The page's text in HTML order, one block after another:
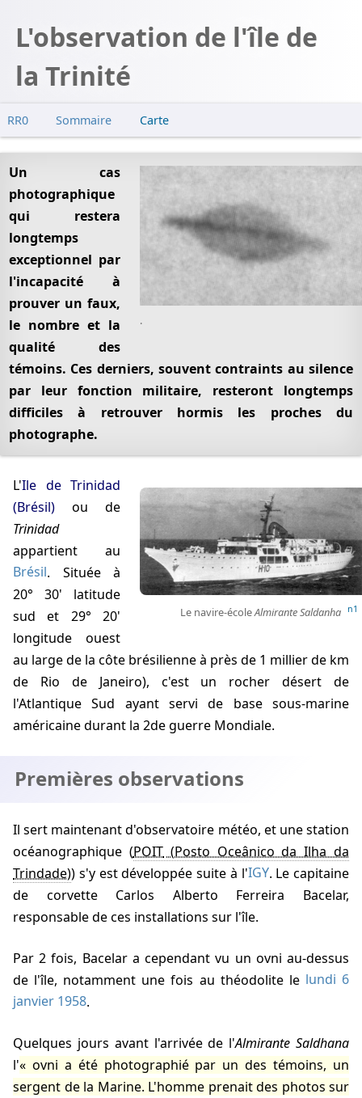
L'observation de l'île de
la Trinité
RR0 Sommaire
Premières observations
Arrivée de l'Almirante Saldanha
Cible radar
L'observation
Développement
Retour
Fontes
La presse
Enquêtes
Marine US
Menzel
Révélations à l'APRO
GSW
Interview
Révélations
Témoins retrouvés
Carte
.
Un cas
photographique
qui restera
longtemps
exceptionnel par
l'incapacité à
prouver un faux,
le nombre et la
qualité des
témoins. Ces derniers, souvent contraints au silence
par leur fonction militaire, resteront longtemps
difficiles à retrouver hormis les proches du
photographe.
Le navire-écoleAlmirante Saldanha n1
L'Ile de Trinidad
(Brésil) ou de
Trinidad
appartient au
Brésil. Située à
20° 30' latitude
sud et 29° 20'
longitude ouest
au large de la côte brésilienne à près de 1 millier de km
de Rio de Janeiro), c'est un rocher désert de
l'Atlantique Sud ayant servi de base sous-marine
américaine durant la 2de guerre Mondiale.
Premières observations
Il sert maintenant d'observatoire météo, et une station
océanographique (POIT
) s'y est développée suite à l'IGY. Le capitaine
de corvette Carlos Alberto Ferreira Bacelar,
responsable de ces installations sur l'île.
Par 2 fois, Bacelar a cependant vu un ovni au-dessus
de l'île, notamment une fois au théodolite le lundi 6
janvier 1958.
Quelques jours avant l'arrivée de l'Almirante Saldhana
l'
ovni a été photographié par un des témoins, un
sergent de la Marine. L'homme prenait des photos sur